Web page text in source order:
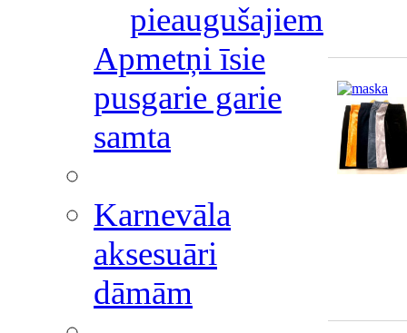
pieaugušajiem
Apmetņi īsie
pusgarie garie
samta
Karnevāla
aksesuāri
dāmām